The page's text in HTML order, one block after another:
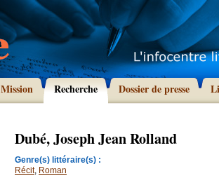
Mission Recherche Dossier de presse
Dubé, Joseph Jean Rolland
Genre(s) littéraire(s) :
Récit, Roman